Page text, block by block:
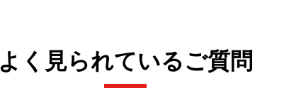
よく見られているご質問